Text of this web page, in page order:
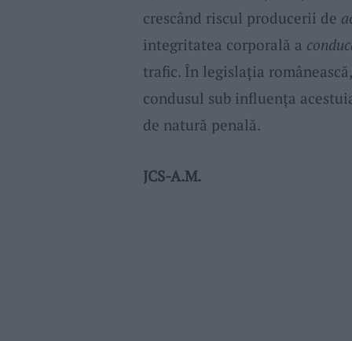
crescând riscul producerii de
integritatea corporală a
trafic. În legislația
condusul sub influența
de natură penală.
JCS-A.M.